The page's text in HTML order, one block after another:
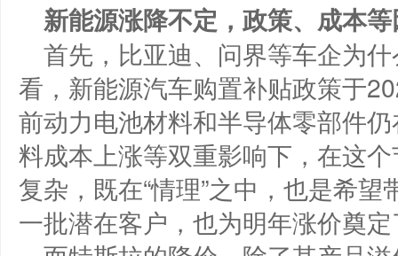
新能源涨降不定，政策、成本
首先，比亚迪、问界等车企为
看，新能源汽车购置补贴政策于
前动力电池材料和半导体零部件
料成本上涨等双重影响下，在这
复杂，既在“情理”之中，也是希
一批潜在客户，也为明年涨价奠